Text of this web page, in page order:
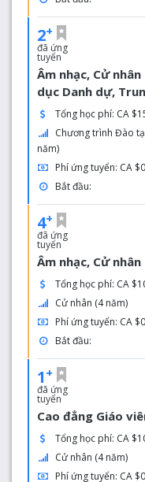
2+
đã ứng
tuyển
Âm nhạc, Cử
dục Danh dự,
Tổng học phí: CA
Chương trình Đào
năm)
Phí ứng tuyển: CA $0
Bắt đầu:
4+
đã ứng
tuyển
Âm nhạc, Cử
Tổng học phí: CA
Cử nhân (4 năm)
Phí ứng tuyển: CA $0
Bắt đầu:
1 +
đã ứng
tuyển
Cao đẳng Giáo
Tổng học phí: CA
Cử nhân (4 năm)
Phí ứng tuyển: CA $0